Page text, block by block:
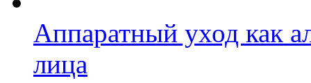
Аппаратный уход как
лица